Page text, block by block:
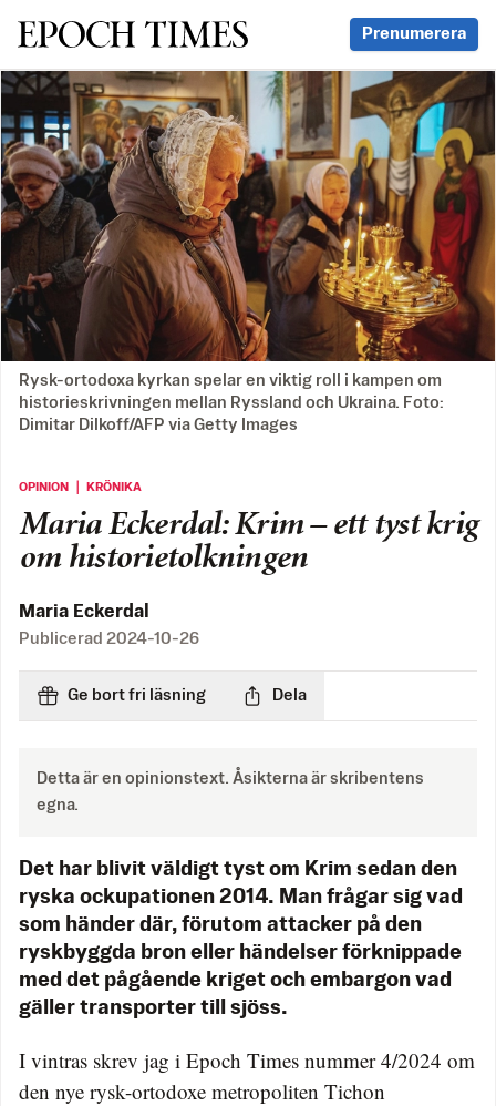
Svenska Epoch Times Prenumerera
Rysk-ortodoxa kyrkan spelar en viktig roll i kampen om
historieskrivningen mellan Ryssland och Ukraina. Foto:
Dimitar Dilkoff/AFP via Getty Images
OPINION ｜ KRÖNIKA
Maria Eckerdal: Krim – ett tyst krig
om historietolkningen
Maria Eckerdal
Publicerad 2024-10-26
Ge bort fri läsning Dela
Detta är en opinionstext. Åsikterna är skribentens
egna.
Det har blivit väldigt tyst om Krim sedan den
ryska ockupationen 2014. Man frågar sig vad
som händer där, förutom attacker på den
ryskbyggda bron eller händelser förknippade
med det pågående kriget och embargon vad
gäller transporter till sjöss.
I vintras skrev jag i Epoch Times nummer 4/2024 om
den nye rysk-ortodoxe metropoliten Tichon